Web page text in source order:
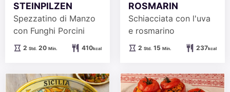
STEINPILZEN
Spezzatino di Manzo
con Funghi Porcini
2Stunden
Std. 20Minuten
Min. 410kcal
ROSMARIN
Schiacciata con l'uva
e rosmarino
2Stunden
Std. 15Minuten
Min. 237kcal